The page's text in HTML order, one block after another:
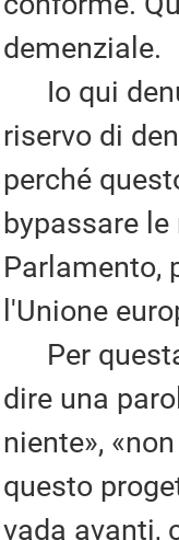
demenziale.
Io qui
riservo di
perché
bypassare le
Parlamento,
l'Unione
Per questa
dire una
niente»,
questo
vada avanti,